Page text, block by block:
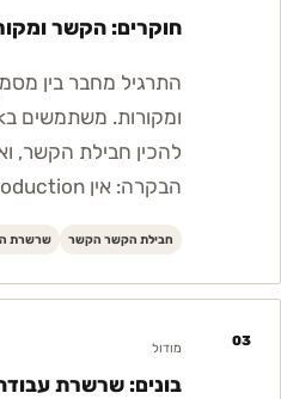
חוקרים: הקשר
התרגיל מחבר בין
להכין חבילת הקשר,
הבקרה: אין production.
חבילת הקשר הקשר שרשרת
03 מודול
בונים: שרשרת